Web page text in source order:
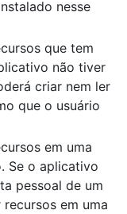
nesse
que tem
não tiver
criar nem ler
que o usuário
em uma
Se o aplicativo
pessoal de um
em uma